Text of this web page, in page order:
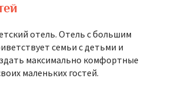
отель. Отель с большим
семьи с детьми и
максимально комфортные
маленьких гостей.